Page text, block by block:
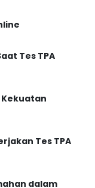
Tes TPA
Kekuatan
Tes TPA
dalam